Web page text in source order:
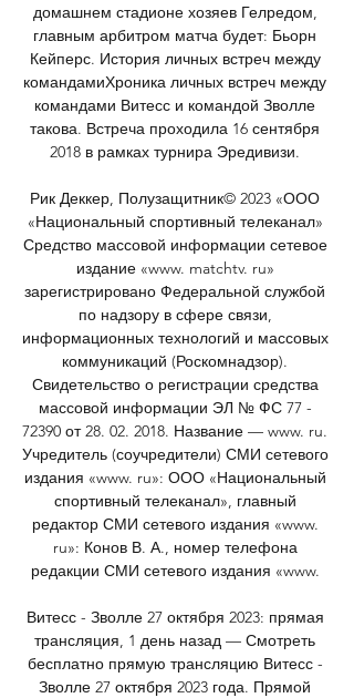
домашнем стадионе хозяев Гелредом,
главным арбитром матча будет: Бьорн
Кейперс. История личных встреч между
командамиХроника личных встреч между
командами Витесс и командой Зволле
такова. Встреча проходила 16 сентября
2018 в рамках турнира Эредивизи.
Рик Деккер, Полузащитник© 2023 «ООО
«Национальный спортивный телеканал»
Средство массовой информации сетевое
издание «www. matchtv. ru»
зарегистрировано Федеральной службой
по надзору в сфере связи,
информационных технологий и массовых
коммуникаций (Роскомнадзор).
Свидетельство о регистрации средства
массовой информации ЭЛ № ФС 77 -
72390 от 28. 02. 2018. Название — www. ru.
Учредитель (соучредители) СМИ сетевого
издания «www. ru»: ООО «Национальный
спортивный телеканал», главный
редактор СМИ сетевого издания «www.
ru»: Конов В. А., номер телефона
редакции СМИ сетевого издания «www.
Витесс - Зволле 27 октября 2023: прямая
трансляция, 1 день назад — Смотреть
бесплатно прямую трансляцию Витесс -
Зволле 27 октября 2023 года. Прямой